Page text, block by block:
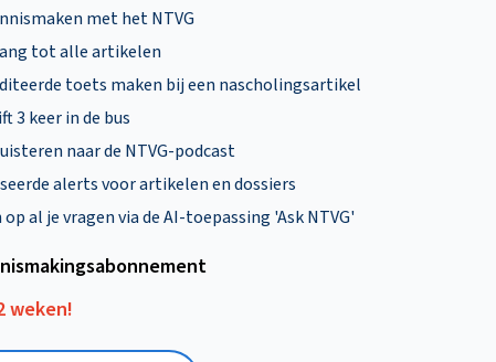
met het NTVG
tot alle artikelen
toets maken bij een nascholingsartikel
3 keer in de bus
naar de NTVG-podcast
alerts voor artikelen en dossiers
al je vragen via de AI-toepassing 'Ask NTVG'
weken!